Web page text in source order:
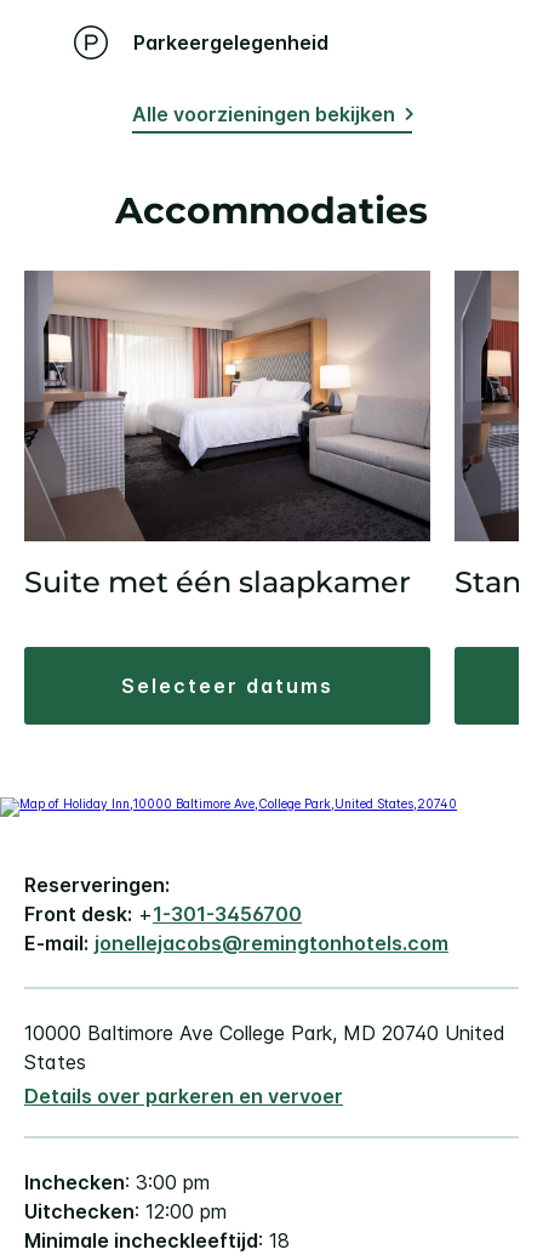
Parkeergelegenheid
Alle voorzieningen bekijken
Accommodaties
Suite met één slaapkamer
selecteer datums
Reserveringen:
Front desk: +1-301-3456700
E-mail: jonellejacobs@remingtonhotels.com
10000 Baltimore Ave College Park, MD 20740 United
States
Details over parkeren en vervoer
Inchecken: 3:00 pm
Uitchecken: 12:00 pm
Minimale incheckleeftijd: 18